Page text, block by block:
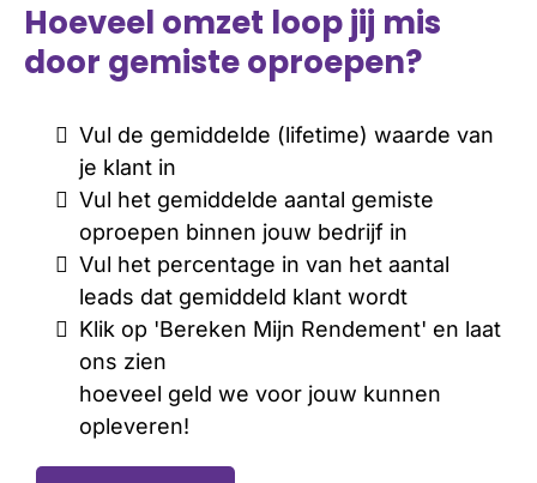
Hoeveel omzet loop jij mis
door gemiste oproepen?
Vul de gemiddelde (lifetime) waarde van
je klant in
Vul het gemiddelde aantal gemiste
oproepen binnen jouw bedrijf in
Vul het percentage in van het aantal
leads dat gemiddeld klant wordt
Klik op 'Bereken Mijn Rendement' en laat
ons zien
hoeveel geld we voor jouw kunnen
opleveren!